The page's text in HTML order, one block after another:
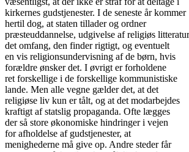
kirkernes gudstjenester. I de seneste år kommer
hertil dog, at staten tillader og ordner
præsteuddannelse, udgivelse af religiøs
det omfang, den finder rigtigt, og eventuelt
en vis religionsundervisning af de børn, hvis
forældre ønsker det. I øvrigt er forholdene
ret forskellige i de forskellige kommunistiske
lande. Men alle vegne gælder det, at det
religiøse liv kun er tålt, og at det modarbejdes
kraftigt af statslig propaganda. Ofte lægges
der så store økonomiske hindringer i vejen
for afholdelse af gudstjenester, at
menighederne må give op. Andre steder får